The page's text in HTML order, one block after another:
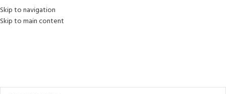
Skip to navigation
Skip to main content